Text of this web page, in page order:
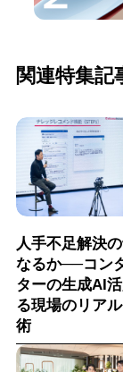
関連特集記
人手不足解決
なるか──コン
ターの生成AI
る現場のリア
術